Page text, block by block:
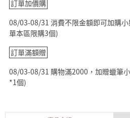
訂單加價購
08/03-08/31 消費不限金額即可加購
單本區限購3個)
訂單滿額贈
08/03-08/31 購物滿2000，加贈蠟筆
*1個)